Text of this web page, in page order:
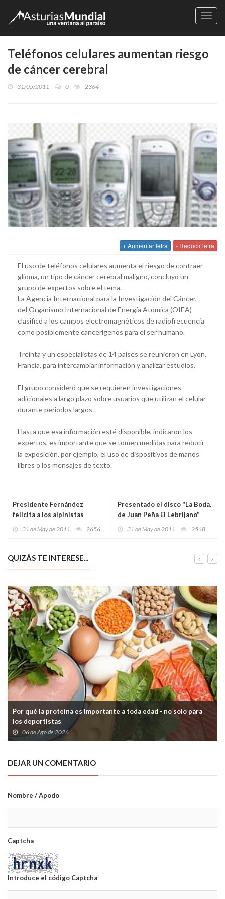
Teléfonos celulares aumentan riesgo
de cáncer cerebral
31/05/2011 0 2364
+ Aumentar letra - Reducir letra
El uso de teléfonos celulares aumenta el riesgo de contraer
glioma, un tipo de cáncer cerebral maligno, concluyó un
grupo de expertos sobre el tema.
La Agencia Internacional para la Investigación del Cáncer,
del Organismo Internacional de Energía Atómica (OIEA)
clasificó a los campos electromagnéticos de radiofrecuencia
como posiblemente cancerígenos para el ser humano.
Treinta y un especialistas de 14 países se reunieron en Lyon,
Francia, para intercambiar información y analizar estudios.
El grupo consideró que se requieren investigaciones
adicionales a largo plazo sobre usuarios que utilizan el celular
durante periodos largos.
Hasta que esa información esté disponible, indicaron los
expertos, es importante que se tomen medidas para reducir
la exposición, por ejemplo, el uso de dispositivos de manos
libres o los mensajes de texto.
Presidente Fernández
felicita a los alpinistas
Monte Everest
31 de May de 2011 2656
Presentado el disco "La Boda,
de Juan Peña El Lebrijano"
31 de May de 2011 2548
QUIZÁS TE INTERESE...
Por qué la proteína es importante a toda edad - no solo para
los deportistas
06 de Ago de 2026
DEJAR UN COMENTARIO
Nombre / Apodo
Captcha
Introduce el código Captcha